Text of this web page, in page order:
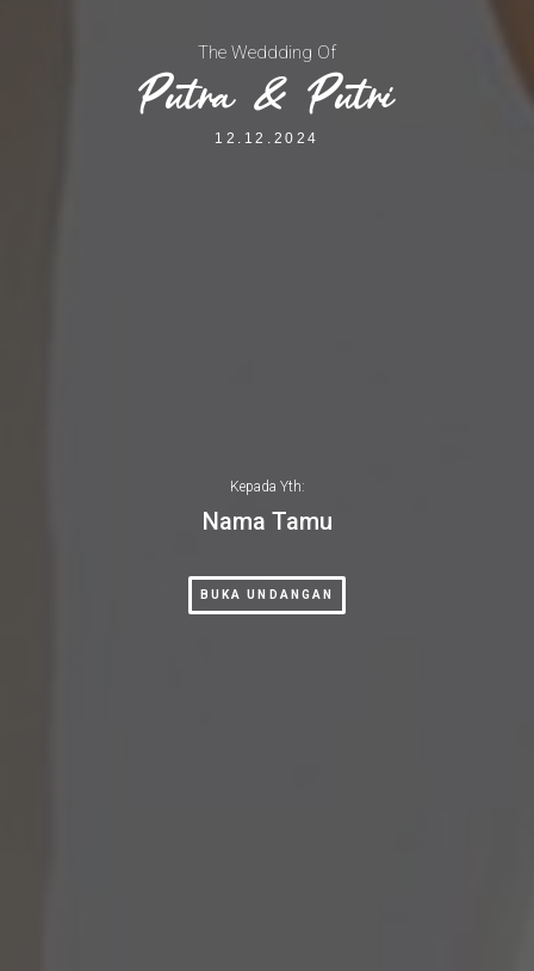
The Weddding Of
Putra & Putri
12.12.2024
Kepada Yth:
Nama Tamu
BUKA UNDANGAN